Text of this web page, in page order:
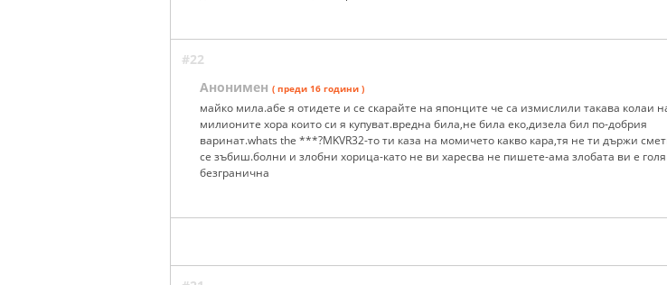
#22
Анонимен ( преди 16 години )
майко мила.абе я отидете и се скарайте на японците че са измислили такава колаи
милионите хора които си я купуват.вредна била,не била еко,дизела бил по-добрия
варинат.whats the ***?MKVR32-то ти каза на момичето какво кара,тя не ти държи
се зъбиш.болни и злобни хорица-като не ви харесва не пишете-ама злобата ви е
безгранична